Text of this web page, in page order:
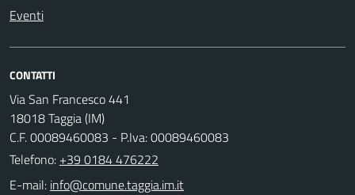
Eventi
CONTATTI
Via San Francesco 441
18018 Taggia (IM)
C.F. 00089460083 - P.Iva: 00089460083
Telefono: +39 0184 476222
E-mail: